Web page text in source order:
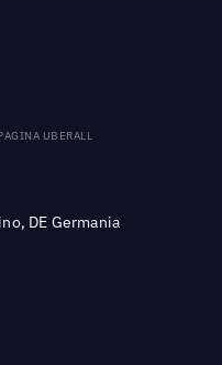
UBERALL
DE Germania